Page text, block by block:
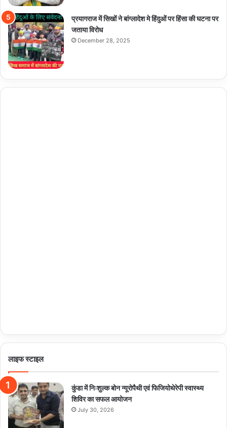
प्रयागराज में सिखों ने बांग्लादेश मे हिंदुओं पर हिंसा की घटना पर
जताया विरोध
December 28, 2025
लाइफ स्टाइल
कुंडा में निःशुल्क बोन न्यूरोपैथी एवं फिजियोथेरेपी स्वास्थ्य
शिविर का सफल आयोजन
July 30, 2026